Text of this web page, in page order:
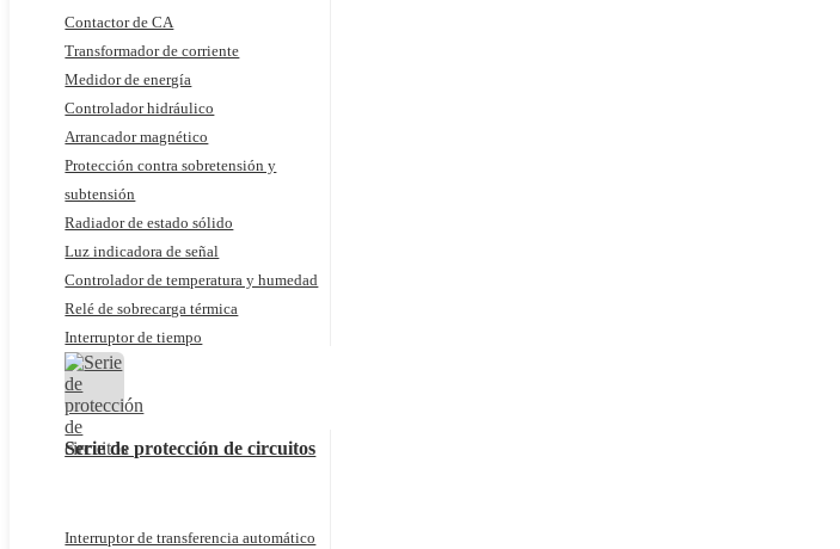
Contactor de CA
Transformador de corriente
Medidor de energía
Controlador hidráulico
Arrancador magnético
Protección contra sobretensión y
subtensión
Radiador de estado sólido
Luz indicadora de señal
Controlador de temperatura y humedad
Relé de sobrecarga térmica
Interruptor de tiempo
Serie de protección de circuitos
Interruptor de transferencia automático